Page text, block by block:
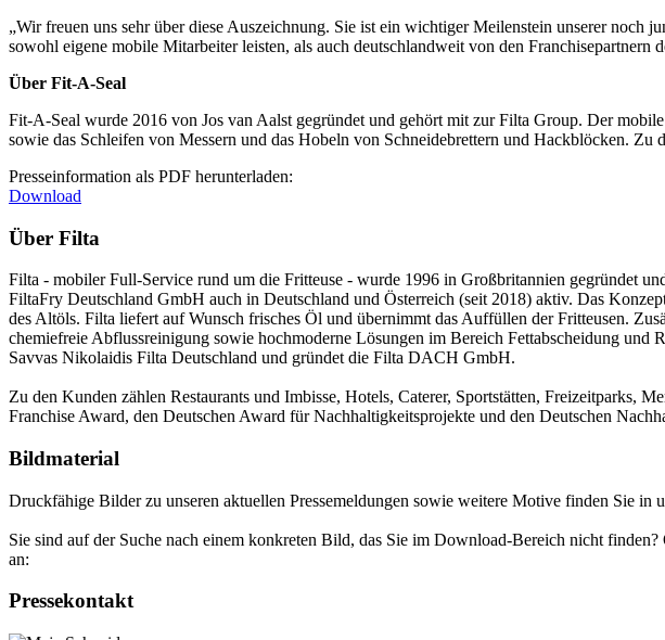
„Wir freuen uns sehr über diese Auszeichnung. Sie ist ein wichtiger Meilenstein unserer noch
sowohl eigene mobile Mitarbeiter leisten, als auch deutschlandweit von den Franchisepartnern
Über Fit-A-Seal
Fit-A-Seal wurde 2016 von Jos van Aalst gegründet und gehört mit zur Filta Group. Der
sowie das Schleifen von Messern und das Hobeln von Schneidebrettern und Hackblöcken.
Presseinformation als PDF herunterladen:
Download
Über Filta
Filta - mobiler Full-Service rund um die Fritteuse - wurde 1996 in Großbritannien gegründet
FiltaFry Deutschland GmbH auch in Deutschland und Österreich (seit 2018) aktiv. Das
des Altöls. Filta liefert auf Wunsch frisches Öl und übernimmt das Auffüllen der Fritteusen.
chemiefreie Abflussreinigung sowie hochmoderne Lösungen im Bereich Fettabscheidung
Savvas Nikolaidis Filta Deutschland und gründet die Filta DACH GmbH.
Zu den Kunden zählen Restaurants und Imbisse, Hotels, Caterer, Sportstätten, Freizeitparks,
Franchise Award, den Deutschen Award für Nachhaltigkeitsprojekte und den Deutschen
Bildmaterial
Druckfähige Bilder zu unseren aktuellen Pressemeldungen sowie weitere Motive finden Sie in
Sie sind auf der Suche nach einem konkreten Bild, das Sie im Download-Bereich nicht
an:
Pressekontakt